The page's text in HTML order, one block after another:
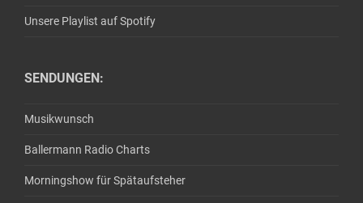
Unsere Playlist auf Spotify
SENDUNGEN:
Musikwunsch
Ballermann Radio Charts
Morningshow für Spätaufsteher